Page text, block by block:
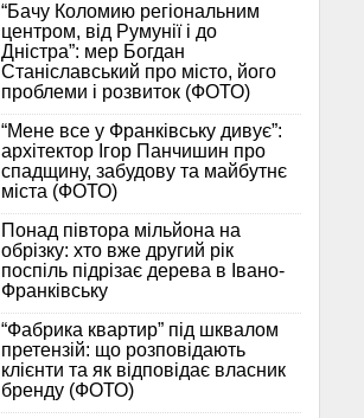
“Бачу Коломию регіональним
центром, від Румунії і до
Дністра”: мер Богдан
Станіславський про місто, його
проблеми і розвиток (ФОТО)
“Мене все у Франківську дивує”:
архітектор Ігор Панчишин про
спадщину, забудову та майбутнє
міста (ФОТО)
Понад півтора мільйона на
обрізку: хто вже другий рік
поспіль підрізає дерева в Івано-
Франківську
“Фабрика квартир” під шквалом
претензій: що розповідають
клієнти та як відповідає власник
бренду (ФОТО)